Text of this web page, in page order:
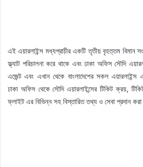
এই এয়ারলাইন্স মধ্যপ্রাচীর একটি তৃতীয় বৃহত্তম বিমান
ফ্ল্যাট পরিচালনা করে থাকে এবং ঢাকা অফিস সৌদি
এজেন্ট এবং এখান থেকে বাংলাদেশের সকল এয়ারলাইন্স
ঢাকা অফিস থেকে সৌদি এয়ারলাইন্সের টিকিট ক্রয়,
ফ্লাইট এর বিভিন্ন সহ বিস্তারিত তথ্য ও সেবা প্রদান